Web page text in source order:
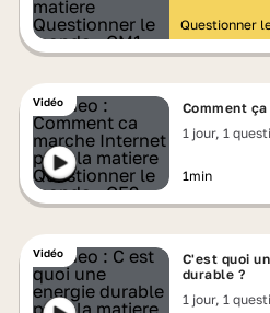
Vidéo
Comment
1 jour, 1
1min
Vidéo
C'est quoi
durable ?
1 jour, 1
Questionner